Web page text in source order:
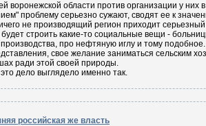
области против организации у них
проблему серьезно сужают, сводят ее к
не производящий регион приходит
строить какие-то социальные вещи -
про нефтяную иглу и тому подобное.
свое желание заниматься сельским
ради этой своей природы.
дело выглядело именно так.
российская же власть